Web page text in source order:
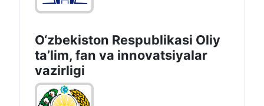
O‘zbekiston Respublikasi Oliy
taʼlim, fan va innovatsiyalar
vazirligi